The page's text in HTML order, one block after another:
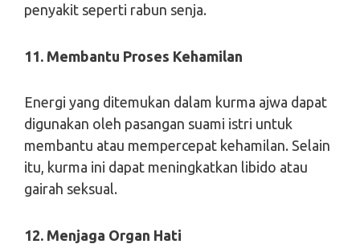
penyakit seperti rabun senja.
11. Membantu Proses Kehamilan
Energi yang ditemukan dalam kurma ajwa dapat
digunakan oleh pasangan suami istri untuk
membantu atau mempercepat kehamilan. Selain
itu, kurma ini dapat meningkatkan libido atau
gairah seksual.
12. Menjaga Organ Hati